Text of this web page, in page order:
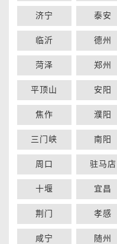
济宁 泰安
临沂 德州
菏泽 郑州
平顶山 安阳
焦作 濮阳
三门峡 南阳
周口 驻马店
十堰 宜昌
荆门 孝感
咸宁 随州